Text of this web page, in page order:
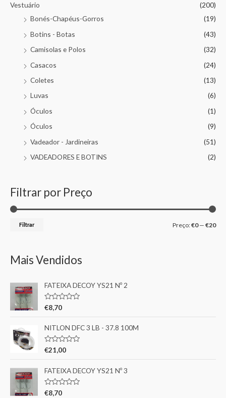
Vestuário
(200)
Bonés-Chapéus-Gorros
(19)
Botins - Botas
(43)
Camisolas e Polos
(32)
Casacos
(24)
Coletes
(13)
Luvas
(6)
Óculos
(1)
Óculos
(9)
Vadeador - Jardineiras
(51)
VADEADORES E BOTINS
(2)
Filtrar por Preço
Filtrar Preço:€0— €20
Mais Vendidos
FATEIXA DECOY YS21 Nº 2
A
l
i
a
ã
d
e
5
€8,70
NITLON DFC 3 LB - 37.8 100M
A
l
i
a
ã
€21,00
FATEIXA DECOY YS21 Nº 3
A
€8,70